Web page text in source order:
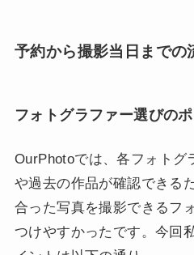
予約から撮影当日までの
フォトグラファー選びの
OurPhotoでは、各フォトグ
や過去の作品が確認できる
合った写真を撮影できるフ
つけやすかったです。今回